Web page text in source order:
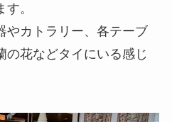
。
やカトラリー、各テーブ
の花などタイにいる感じ